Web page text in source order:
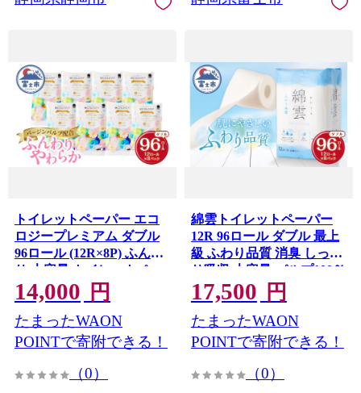
い おしゃれ 花柄
トイレットペーパー エコ
ロジープレミアム ダブル
96ロール (12R×8P) ふんわ
り 大容量 トイレットペー
パー 備蓄 防災 災害 トイレ
ットペーパー ベビーロー
ズの香り 日用品 トイレッ
トペーパー 純パルプ配合
日用品 生活用品 トイレッ
トペーパー 日用品 消耗品
14,000 円
たまったWAON
POINTで寄附できる！
（0）
綿雲トイレットペーパー
12R 96ロール ダブル 最上
級 ふわり品質 消臭 しっか
り吸収 大容量 パルプ100％
防災 備蓄 日用品 イデシギ
ョー 静岡県 富士市 [sf002-
120]
17,500 円
たまったWAON
POINTで寄附できる！
（0）